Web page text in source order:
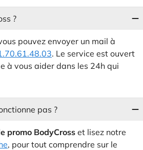
?
pouvez envoyer un mail à
. Le service est ouvert
à vous aider dans les 24h qui
pas ?
promo BodyCross et lisez notre
, pour tout comprendre sur le